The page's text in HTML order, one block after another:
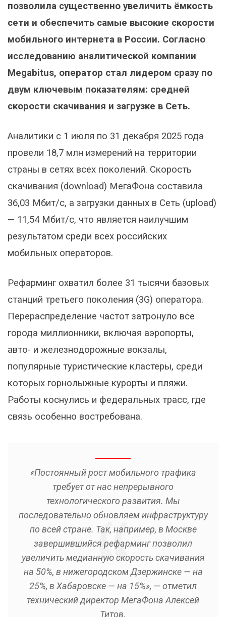
позволила существенно увеличить ёмкость
сети и обеспечить самые высокие скорости
мобильного интернета в России. Согласно
исследованию аналитической компании
Megabitus, оператор стал лидером сразу по
двум ключевым показателям: средней
скорости скачивания и загрузке в Сеть.
Аналитики с 1 июля по 31 декабря 2025 года
провели 18,7 млн измерений на территории
страны в сетях всех поколений. Скорость
скачивания (download) МегаФона составила
36,03 Мбит/с, а загрузки данных в Сеть (upload)
— 11,54 Мбит/с, что является наилучшим
результатом среди всех российских
мобильных операторов.
Рефарминг охватил более 31 тысячи базовых
станций третьего поколения (3G) оператора.
Перераспределение частот затронуло все
города миллионники, включая аэропорты,
авто- и железнодорожные вокзалы,
популярные туристические кластеры, среди
которых горнолыжные курорты и пляжи.
Работы коснулись и федеральных трасс, где
связь особенно востребована.
«Постоянный рост мобильного трафика
требует от нас непрерывного
технологического развития. Мы
последовательно обновляем инфраструктуру
по всей стране. Так, например, в Москве
завершившийся рефарминг позволил
увеличить медианную скорость скачивания
на 50%, в нижегородском Дзержинске — на
25%, в Хабаровске — на 15%», — отметил
технический директор МегаФона Алексей
Титов.